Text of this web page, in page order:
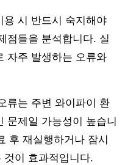
용 시 반드시 숙지해야
점들을 분석합니다. 실
자주 발생하는 오류와
류는 주변 와이파이 환
문제일 가능성이 높습니
후 재실행하거나 잠시
것이 효과적입니다.